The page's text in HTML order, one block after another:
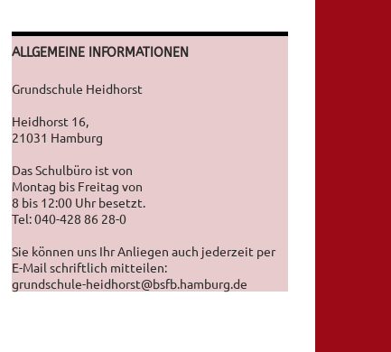
ALLGEMEINE INFORMATIONEN
Grundschule Heidhorst
Heidhorst 16,
21031 Hamburg
Das Schulbüro ist von
Montag bis Freitag von
8 bis 12:00 Uhr besetzt.
Tel: 040-428 86 28-0
Sie können uns Ihr Anliegen auch jederzeit per
E-Mail schriftlich mitteilen:
grundschule-heidhorst@bsfb.hamburg.de